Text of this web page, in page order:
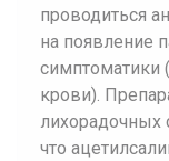
проводиться
на появление
симптоматики
крови).
лихорадочных
что